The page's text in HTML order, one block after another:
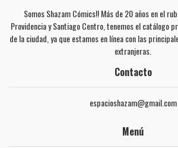
Somos Shazam Cómics!! Más de 20 años en el
Providencia y Santiago Centro, tenemos el catálogo
de la ciudad, ya que estamos en línea con las
extranjeras.
Contacto
espacioshazam@gmail.com
Menú